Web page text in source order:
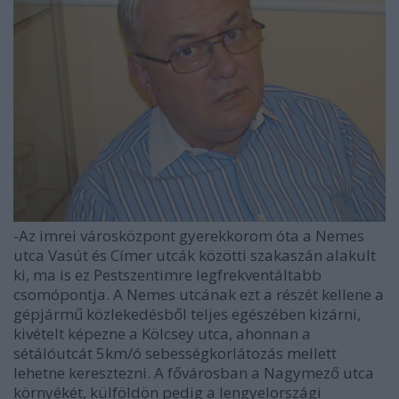
-Az imrei városközpont gyerekkorom óta a Nemes
utca Vasút és Címer utcák közötti szakaszán alakult
ki, ma is ez Pestszentimre legfrekventáltabb
csomópontja. A Nemes utcának ezt a részét kellene a
gépjármű közlekedésből teljes egészében kizárni,
kivételt képezne a Kölcsey utca, ahonnan a
sétálóutcát 5km/ó sebességkorlátozás mellett
lehetne keresztezni. A fővárosban a Nagymező utca
környékét, külföldön pedig a lengyelországi